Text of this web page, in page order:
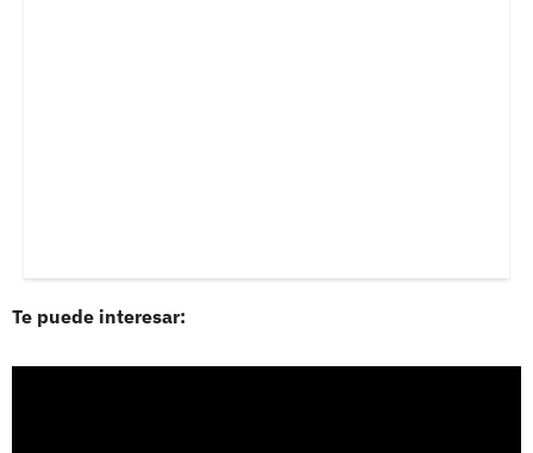
Te puede interesar: